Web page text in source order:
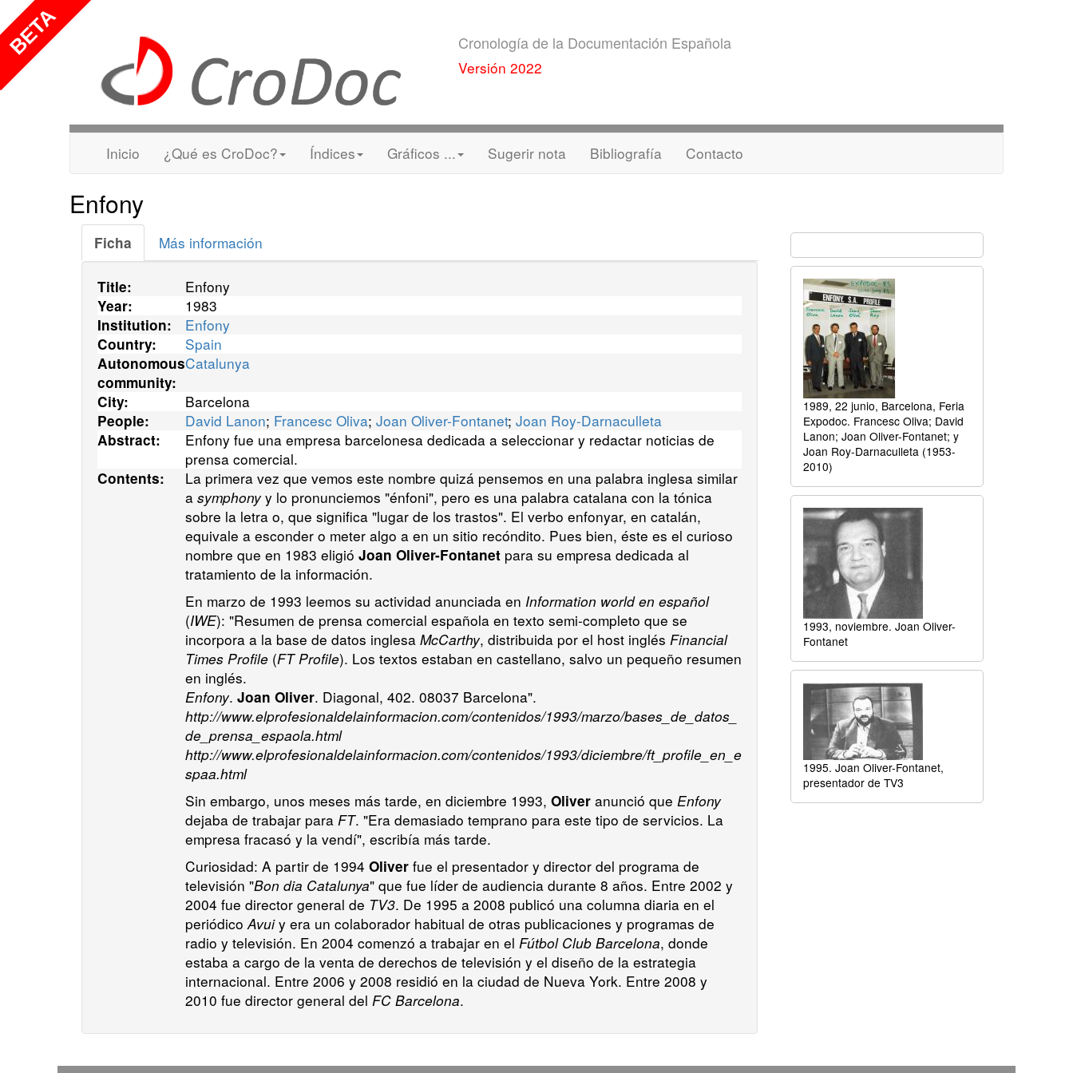
Cronología de la Documentación Española
Versión 2022
Inicio ¿Qué es CroDoc? Índices Gráficos ... Sugerir nota Bibliografía Contacto
Enfony
Ficha Más información
Title: Enfony
Year: 1983
Institution: Enfony
Country: Spain
Autonomous
community:
Catalunya
City: Barcelona
People: David Lanon; Francesc Oliva; Joan Oliver-Fontanet; Joan Roy-Darnaculleta
Abstract:
Enfony fue una empresa barcelonesa dedicada a seleccionar y redactar noticias de
prensa comercial.
Contents:
La primera vez que vemos este nombre quizá pensemos en una palabra inglesa similar
a symphonyy lo pronunciemos "énfoni", pero es una palabra catalana con la tónica
sobre la letra o, que significa "lugar de los trastos". El verbo enfonyar, en catalán,
equivale a esconder o meter algo a en un sitio recóndito. Pues bien, éste es el curioso
nombre que en 1983 eligió Joan Oliver-Fontanet para su empresa dedicada al
tratamiento de la información.
En marzo de 1993 leemos su actividad anunciada en Information world en español
(IWE): "Resumen de prensa comercial española en texto semi-completo que se
incorpora a la base de datos inglesa McCarthy, distribuida por el host inglés Financial
Times Profile (FT Profile). Los textos estaban en castellano, salvo un pequeño resumen
en inglés.
Enfony. Joan Oliver. Diagonal, 402. 08037 Barcelona".
http://www.elprofesionaldelainformacion.com/contenidos/1993/marzo/bases_de_datos_
de_prensa_espaola.html
http://www.elprofesionaldelainformacion.com/contenidos/1993/diciembre/ft_profile_en_e
spaa.html
Sin embargo, unos meses más tarde, en diciembre 1993, Oliver anunció que Enfony
dejaba de trabajar para FT. "Era demasiado temprano para este tipo de servicios. La
empresa fracasó y la vendí", escribía más tarde.
Curiosidad: A partir de 1994 Oliver fue el presentador y director del programa de
televisión "Bon dia Catalunya" que fue líder de audiencia durante 8 años. Entre 2002 y
2004 fue director general de TV3. De 1995 a 2008 publicó una columna diaria en el
periódico Avuiy era un colaborador habitual de otras publicaciones y programas de
radio y televisión. En 2004 comenzó a trabajar en el Fútbol Club Barcelona, ​​donde
estaba a cargo de la venta de derechos de televisión y el diseño de la estrategia
internacional. Entre 2006 y 2008 residió en la ciudad de Nueva York. Entre 2008 y
2010 fue director general del FC Barcelona.
1989, 22 junio, Barcelona, Feria
Expodoc. Francesc Oliva; David
Lanon; Joan Oliver-Fontanet; y
Joan Roy-Darnaculleta (1953-
2010)
1993, noviembre. Joan Oliver-
Fontanet
1995. Joan Oliver-Fontanet,
presentador de TV3